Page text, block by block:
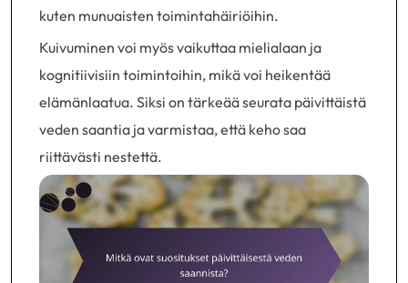
kuten munuaisten toimintahäiriöihin.
Kuivuminen voi myös vaikuttaa mielialaan ja
kognitiivisiin toimintoihin, mikä voi heikentää
elämänlaatua. Siksi on tärkeää seurata päivittäistä
veden saantia ja varmistaa, että keho saa
riittävästi nestettä.